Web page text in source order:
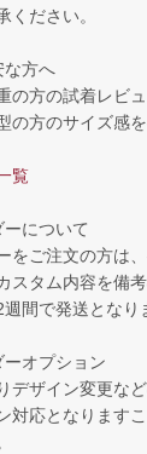
ください。
な方へ
の方の試着レビ
の方のサイズ感
覧
について
をご注文の方は
スタム内容を備
間で発送となり
オプション
デザイン変更な
対応となります